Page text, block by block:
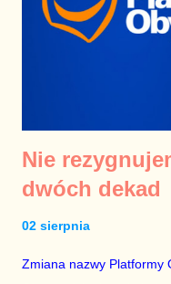
pryncypiów, dbał o ramy
Bronisław Komorowski
Nie
dwóch dekad
02 sierpnia
Zmiana nazwy Platformy